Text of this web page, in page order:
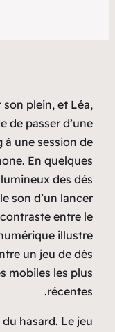
son plein, et Léa,
de passer d’une
une session de
En quelques
des dés
son d’un lancer
entre le
illustre
un jeu de dés
mobiles les plus
récentes.
hasard. Le jeu